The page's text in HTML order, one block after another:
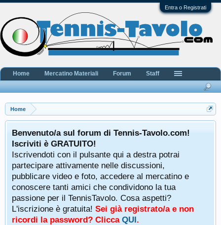
Entra o Registrati
Home
Benvenuto/a sul forum di Tennis-Tavolo.com!
Iscriviti è GRATUITO!
Iscrivendoti con il pulsante qui a destra potrai
partecipare attivamente nelle discussioni,
pubblicare video e foto, accedere al mercatino e
conoscere tanti amici che condividono la tua
passione per il TennisTavolo. Cosa aspetti?
L'iscrizione è gratuita! Sei già registrato/a e non
ricordi la password? Clicca QUI.
Home Mercatino Materiali Forum Staff